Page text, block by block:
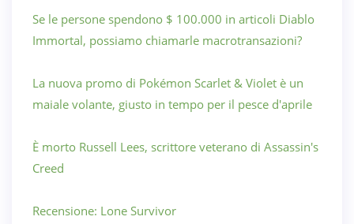
Se le persone spendono $ 100.000 in articoli Diablo
Immortal, possiamo chiamarle macrotransazioni?
La nuova promo di Pokémon Scarlet & Violet è un
maiale volante, giusto in tempo per il pesce d'aprile
È morto Russell Lees, scrittore veterano di Assassin's
Creed
Recensione: Lone Survivor